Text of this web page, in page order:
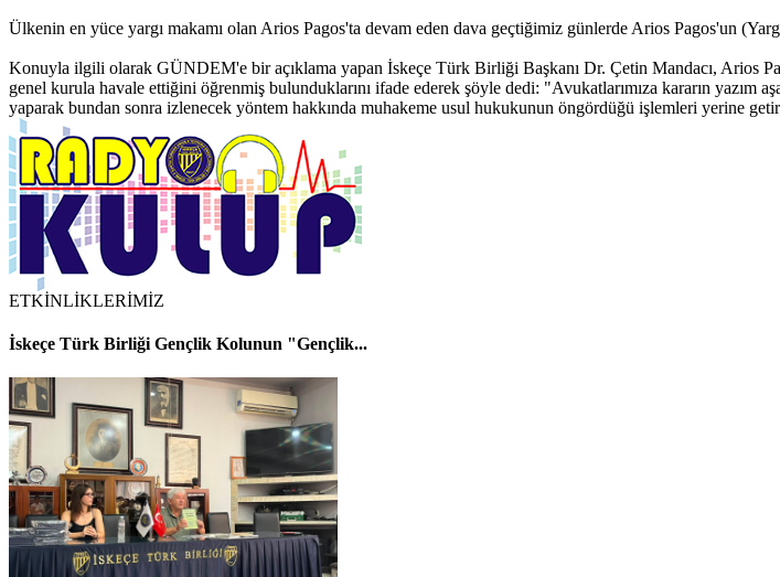
Ülkenin en yüce yargı makamı olan Arios Pagos'ta devam eden dava geçtiğimiz günlerde Arios Pagos'un
Konuyla ilgili olarak GÜNDEM'e bir açıklama yapan İskeçe Türk Birliği Başkanı Dr. Çetin Mandacı, Arios
genel kurula havale ettiğini öğrenmiş bulunduklarını ifade ederek şöyle dedi: "Avukatlarımıza kararın yazım
yaparak bundan sonra izlenecek yöntem hakkında muhakeme usul hukukunun öngördüğü işlemleri yerine
ETKİNLİKLERİMİZ
İskeçe Türk Birliği Gençlik Kolunun "Gençlik...